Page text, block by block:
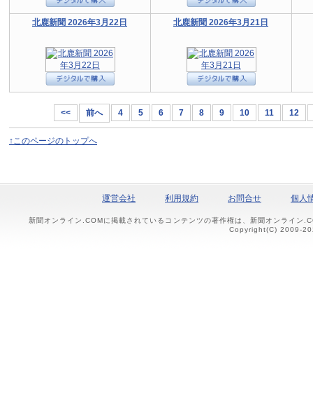
北鹿新聞 2026年3月22日 北鹿新聞 2026年3月21日
<< 前へ 4 5 6 7 8 9 10 11 12
↑このページのトップへ
運営会社 利用規約 お問合せ 個人
新聞オンライン.COMに掲載されているコンテンツの著作権は、新聞オンライン
Copyright(C) 2009-